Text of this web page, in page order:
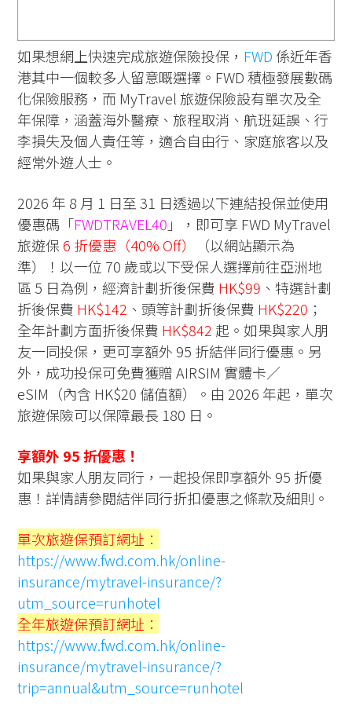
如果想網上快速完成旅遊保險投保， FWD 係近年香
港其中一個較多人留意嘅選擇。FWD 積極發展數碼
化保險服務，而 MyTravel 旅遊保險設有單次及全
年保障，涵蓋海外醫療、旅程取消、航班延誤、行
李損失及個人責任等，適合自由行、家庭旅客以及
經常外遊人士。
2026 年 8 月 1 日至 31 日透過以下連結投保並使用
優惠碼「FWDTRAVEL40 」，即可享 FWD MyTravel
旅遊保6 折優惠（40% Off）
（以網站顯示為
準）！以一位 70 歲或以下受保人選擇前往亞洲地
區 5 日為例，經濟計劃折後保費 HK$99 、特選計劃
折後保費 HK$142 、頭等計劃折後保費 HK$220 ；
全年計劃方面折後保費 HK$842 起。如果與家人朋
友一同投保，更可享額外 95 折結伴同行優惠。另
外，成功投保可免費獲贈 AIRSIM 實體卡／
eSIM（內含 HK$20 儲值額）。由 2026 年起，單次
旅遊保險可以保障最長 180 日。
享額外 95 折優惠！
如果與家人朋友同行，一起投保即享額外 95 折優
惠！詳情請參閱結伴同行折扣優惠之條款及細則。
單次旅遊保預訂網址：
https://www.fwd.com.hk/online-
insurance/mytravel-insurance/?
utm_source=runhotel
全年旅遊保預訂網址：
https://www.fwd.com.hk/online-
insurance/mytravel-insurance/?
trip=annual&utm_source=runhotel